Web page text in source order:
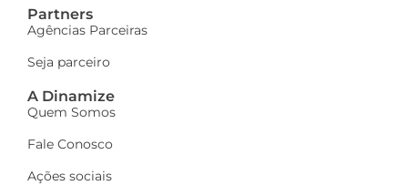
Partners
Agências Parceiras
Seja parceiro
A Dinamize
Quem Somos
Fale Conosco
Ações sociais